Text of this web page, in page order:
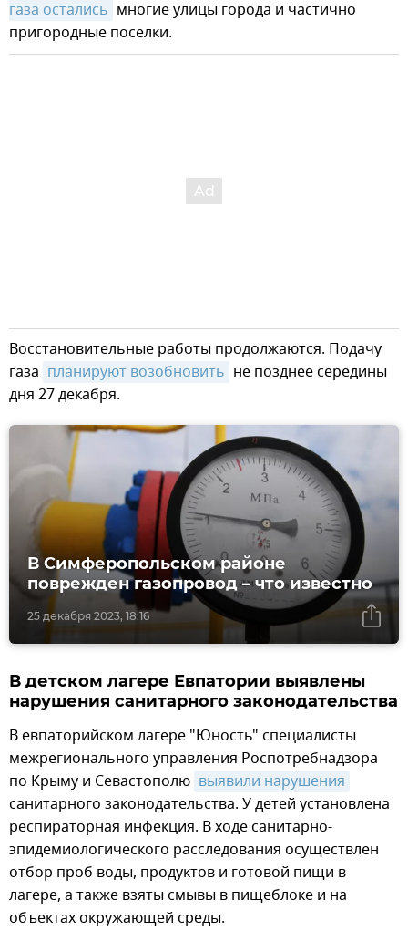
газа остались многие улицы города и частично
пригородные поселки.
Восстановительные работы продолжаются. Подачу
газа планируют возобновить не позднее середины
дня 27 декабря.
25 декабря 2023, 18:16
В Симферопольском районе
поврежден газопровод – что известно
В детском лагере Евпатории выявлены
нарушения санитарного законодательства
В евпаторийском лагере "Юность" специалисты
межрегионального управления Роспотребнадзора
по Крыму и Севастополю выявили нарушения
санитарного законодательства. У детей установлена
респираторная инфекция. В ходе санитарно-
эпидемиологического расследования осуществлен
отбор проб воды, продуктов и готовой пищи в
лагере, а также взяты смывы в пищеблоке и на
объектах окружающей среды.